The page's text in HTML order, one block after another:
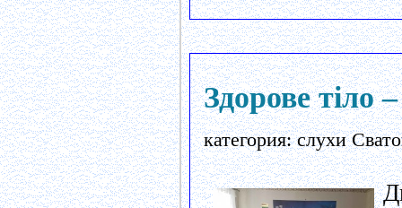
Здорове тіло
категория: слухи